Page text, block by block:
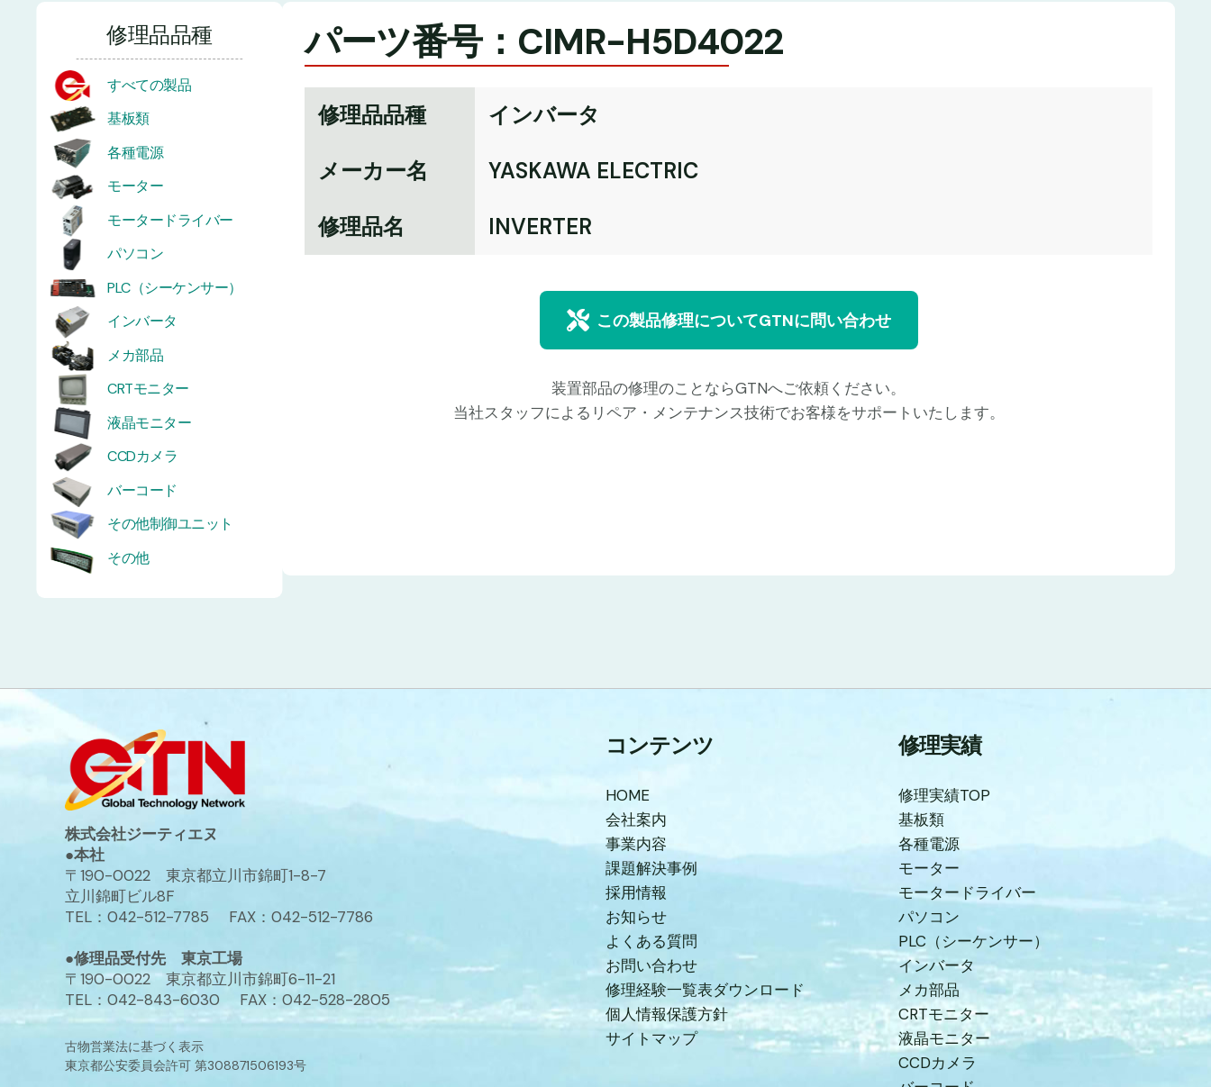
修理品品種
すべての製品
基板類
各種電源
モーター
モータードライバー
パソコン
PLC（シーケンサー）
インバータ
メカ部品
CRTモニター
液晶モニター
CCDカメラ
バーコード
その他制御ユニット
その他
パーツ番号：CIMR-H5D4022
修理品品種
インバータ
メーカー名
YASKAWA ELECTRIC
修理品名
INVERTER
この製品修理についてGTNに問い合わせ
装置部品の修理のことならGTNへご依頼ください。
当社スタッフによるリペア・メンテナンス技術でお客様をサポートいたします。
株式会社ジーティエヌ
●本社
〒190-0022 東京都立川市錦町1-8-7
立川錦町ビル8F
TEL：042-512-7785 FAX：042-512-7786
●修理品受付先 東京工場
〒190-0022 東京都立川市錦町6-11-21
TEL：042-843-6030 FAX：042-528-2805
古物営業法に基づく表示
東京都公安委員会許可 第308871506193号
コンテンツ
HOME
会社案内
事業内容
課題解決事例
採用情報
お知らせ
よくある質問
お問い合わせ
修理経験一覧表ダウンロード
個人情報保護方針
サイトマップ
修理実績
修理実績TOP
基板類
各種電源
モーター
モータードライバー
パソコン
PLC（シーケンサー）
インバータ
メカ部品
CRTモニター
液晶モニター
CCDカメラ